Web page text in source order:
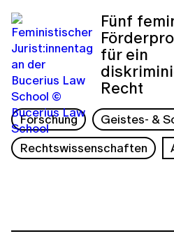
Fünf
für ein
Recht
Forschung
Geistes- &
Rechtswissenschaften